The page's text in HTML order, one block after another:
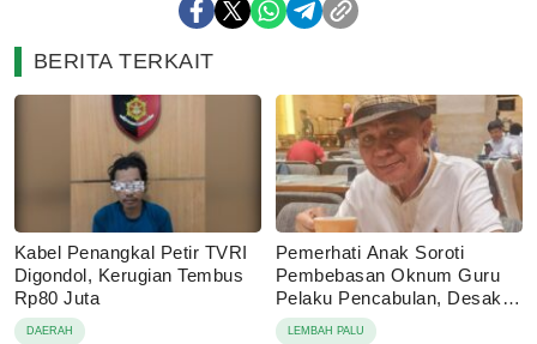
BERITA TERKAIT
Kabel Penangkal Petir TVRI
Digondol, Kerugian Tembus
Rp80 Juta
DAERAH
Pemerhati Anak Soroti
Pembebasan Oknum Guru
Pelaku Pencabulan, Desak
Proses Hukum Dilanjutkan
LEMBAH PALU